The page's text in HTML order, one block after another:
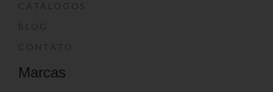
CATÁLOGOS
BLOG
CONTATO
Marcas